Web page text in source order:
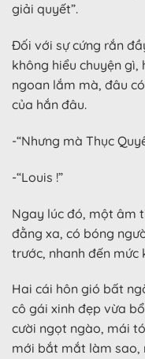
giải quyết”.
Đối với sự cứng rắn
không hiểu chuyện
ngoan lắm mà, đâu
của hắn đâu.
-“Nhưng mà Thục
-“Louis !”
Ngay lúc đó, một âm
đằng xa, có bóng
trước, nhanh đến
Hai cái hôn gió bất
cô gái xinh đẹp vừa
cười ngọt ngào, mái
mới bắt mắt làm sao,